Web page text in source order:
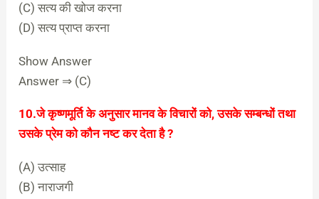
(C) सत्य की खोज करना
(D) सत्य प्राप्त करना
Show Answer
Answer ⇒ (C)
10.जे कृष्णमूर्ति के अनुसार मानव के विचारों को, उसके सम्बन्धों तथा
उसके प्रेम को कौन नष्ट कर देता है ?
(A) उत्साह
(B) नाराजगी